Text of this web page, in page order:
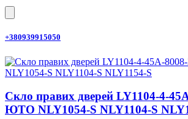
+380939915050
Скло правих дверей LY1104-4-
ЮТО NLY1054-S NLY1104-S